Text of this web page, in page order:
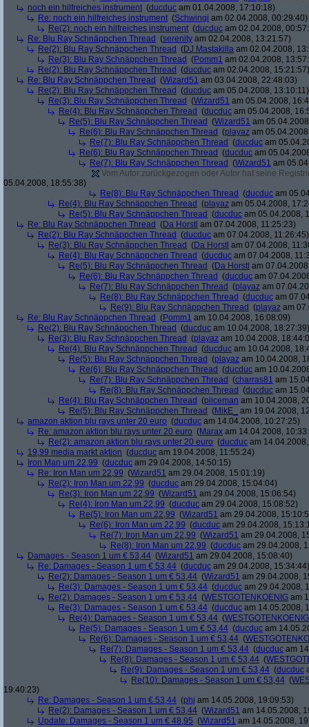
noch ein hilfreiches instrument (ducduc am 01.04.2008, 17:10:18)
Re: noch ein hilfreiches instrument (Schwingi am 02.04.2008, 00:29:40)
Re(2): noch ein hilfreiches instrument (ducduc am 02.04.2008,
Re: Blu Ray Schnäppchen Thread (serenity am 02.04.2008, 13:21:57)
Re(2): Blu Ray Schnäppchen Thread (DJ Mastakilla am 02.04.2008,
Re(3): Blu Ray Schnäppchen Thread (Pomm1 am 02.04.2008,
Re(2): Blu Ray Schnäppchen Thread (ducduc am 02.04.2008, 15:21:57)
Re: Blu Ray Schnäppchen Thread (Wizard51 am 03.04.2008, 22:48:03)
Re(2): Blu Ray Schnäppchen Thread (ducduc am 05.04.2008, 13:10:11)
Re(3): Blu Ray Schnäppchen Thread (Wizard51 am 05.04.2008,
Re(4): Blu Ray Schnäppchen Thread (ducduc am 05.04.2008,
Re(5): Blu Ray Schnäppchen Thread (Wizard51 am
Re(6): Blu Ray Schnäppchen Thread (playaz am
Re(7): Blu Ray Schnäppchen Thread (ducduc am
Re(6): Blu Ray Schnäppchen Thread (ducduc am
Re(7): Blu Ray Schnäppchen Thread (Wizard51 am
Vom Autor zurückgezogen oder Autor hat seine
05.04.2008, 18:55:38)
Re(8): Blu Ray Schnäppchen Thread (ducduc am
Re(4): Blu Ray Schnäppchen Thread (playaz am 05.04.2008,
Re(5): Blu Ray Schnäppchen Thread (ducduc am 05.04.2008,
Re: Blu Ray Schnäppchen Thread (Da Horstl am 07.04.2008, 11:25:23)
Re(2): Blu Ray Schnäppchen Thread (ducduc am 07.04.2008, 11:26:45)
Re(3): Blu Ray Schnäppchen Thread (Da Horstl am 07.04.2008,
Re(4): Blu Ray Schnäppchen Thread (ducduc am 07.04.2008,
Re(5): Blu Ray Schnäppchen Thread (Da Horstl am
Re(6): Blu Ray Schnäppchen Thread (ducduc am
Re(7): Blu Ray Schnäppchen Thread (playaz am
Re(8): Blu Ray Schnäppchen Thread (ducduc am
Re(9): Blu Ray Schnäppchen Thread (playaz am
Re: Blu Ray Schnäppchen Thread (Pomm1 am 10.04.2008, 16:08:09)
Re(2): Blu Ray Schnäppchen Thread (ducduc am 10.04.2008, 18:27:39)
Re(3): Blu Ray Schnäppchen Thread (playaz am 10.04.2008,
Re(4): Blu Ray Schnäppchen Thread (ducduc am 10.04.2008,
Re(5): Blu Ray Schnäppchen Thread (playaz am 10.04.2008,
Re(6): Blu Ray Schnäppchen Thread (ducduc am
Re(7): Blu Ray Schnäppchen Thread (charras81 am
Re(8): Blu Ray Schnäppchen Thread (ducduc am
Re(4): Blu Ray Schnäppchen Thread (piiceman am 10.04.2008,
Re(5): Blu Ray Schnäppchen Thread (MikE_
am 19.04.2008,
amazon aktion blu rays unter 20 euro (ducduc am 14.04.2008, 10:27:25)
Re: amazon aktion blu rays unter 20 euro (Marax am 14.04.2008,
Re(2): amazon aktion blu rays unter 20 euro (ducduc am
19,99 media markt aktion (ducduc am 19.04.2008, 11:55:24)
Iron Man um 22,99 (ducduc am 29.04.2008, 14:50:15)
Re: Iron Man um 22,99 (Wizard51 am 29.04.2008, 15:01:19)
Re(2): Iron Man um 22,99 (ducduc am 29.04.2008, 15:04:04)
Re(3): Iron Man um 22,99 (Wizard51 am 29.04.2008, 15:06:54)
Re(4): Iron Man um 22,99 (ducduc am 29.04.2008, 15:08:52)
Re(5): Iron Man um 22,99 (Wizard51 am 29.04.2008,
Re(6): Iron Man um 22,99 (ducduc am 29.04.2008,
Re(7): Iron Man um 22,99 (Wizard51 am 29.04.2008,
Re(8): Iron Man um 22,99 (ducduc am 29.04.2008,
Damages - Season 1 um € 53,44 (Wizard51 am 29.04.2008, 15:08:40)
Re: Damages - Season 1 um € 53,44 (ducduc am 29.04.2008, 15:34:44)
Re(2): Damages - Season 1 um € 53,44 (Wizard51 am 29.04.2008,
Re(3): Damages - Season 1 um € 53,44 (ducduc am 29.04.2008,
Re(2): Damages - Season 1 um € 53,44 (WESTGOTENKOENIG am
Re(3): Damages - Season 1 um € 53,44 (ducduc am 14.05.2008,
Re(4): Damages - Season 1 um € 53,44 (WESTGOTENKOENIG
Re(5): Damages - Season 1 um € 53,44 (ducduc am
Re(6): Damages - Season 1 um € 53,44 (
Re(7): Damages - Season 1 um € 53,44 (ducduc am
Re(8): Damages - Season 1 um € 53,44 (
Re(9): Damages - Season 1 um € 53,44 (ducduc
Re(10): Damages - Season 1 um € 53,44 (
19:40:23)
Re: Damages - Season 1 um € 53,44 (phj am 14.05.2008, 19:09:53)
Re(2): Damages - Season 1 um € 53,44 (Wizard51 am 14.05.2008,
Update: Damages - Season 1 um € 48,95 (Wizard51 am 14.05.2008,